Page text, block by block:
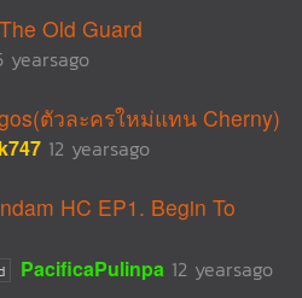
Old Guard
yearsago
ตัวละครใหม่แทน Cherny)
12 yearsago
HC EP1. Begin To
PacificaPulinpa 12 yearsago